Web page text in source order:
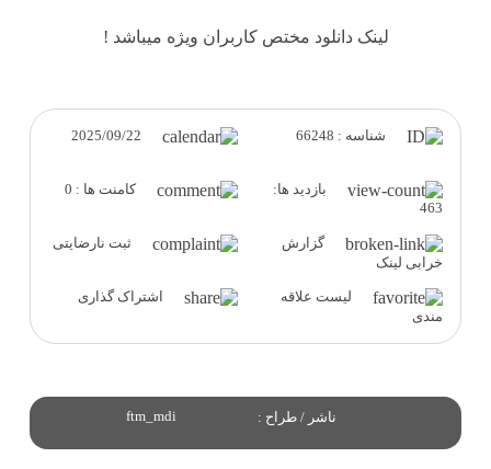
لینک دانلود مختص کاربران ویژه میباشد !
شناسه : 66248
بازدید ها:
463
کامنت ها : 0
گزارش
خرابی لینک
ثبت نارضایتی
لیست علاقه
مندی
اشتراک گذاری
ناشر / طراح : ftm_mdi